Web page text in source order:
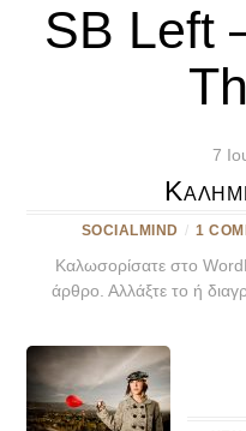
SB Left
7
SOCIALMIND / 1
Καλωσορίσατε στο
άρθρο. Αλλάξτε το ή